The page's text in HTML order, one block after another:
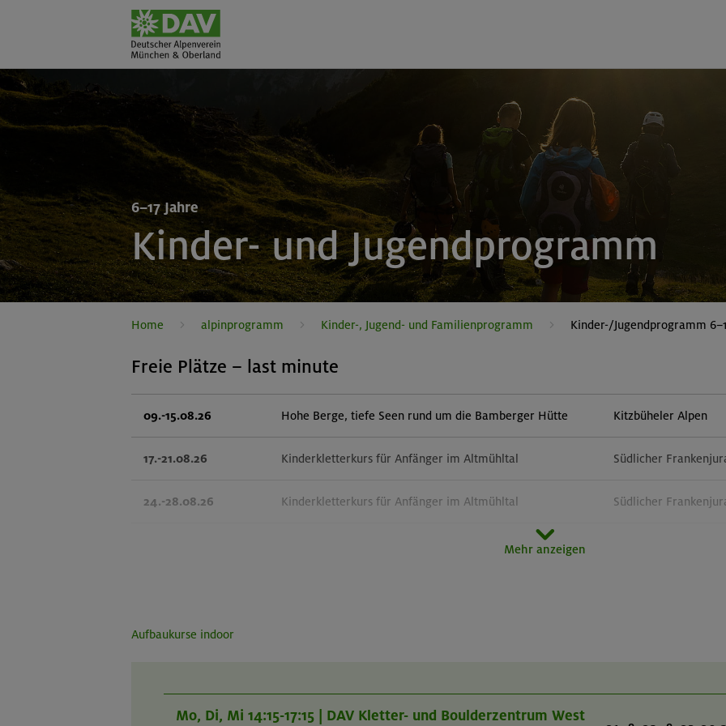
Kinder- und Jugendprogramm
6–17 Jahre
Home alpinprogramm Kinder-, Jugend- und Familienprogramm Kinder-/Jugendprogramm
Freie Plätze – last minute
09.-15.08.26 Hohe Berge, tiefe Seen rund um die Bamberger Hütte Kitzbüheler Alpen
17.-21.08.26 Kinderkletterkurs für Anfänger im Altmühltal Südlicher
24.-28.08.26 Kinderkletterkurs für Anfänger im Altmühltal Südlicher
Hochtouren im Sellrain in den Stubaier Alpen
06.-12.09.26
01.-03.11.26
Herbstliche Durchquerung von Lenggries zum
Mehr anzeigen
Aufbaukurse indoor
Mo, Di, Mi 14:15-17:15 | DAV Kletter- und Boulderzentrum West